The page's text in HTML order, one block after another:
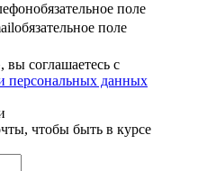
обязательное поле
обязательное поле
соглашаетесь с
персональных данных
чтобы быть в курсе